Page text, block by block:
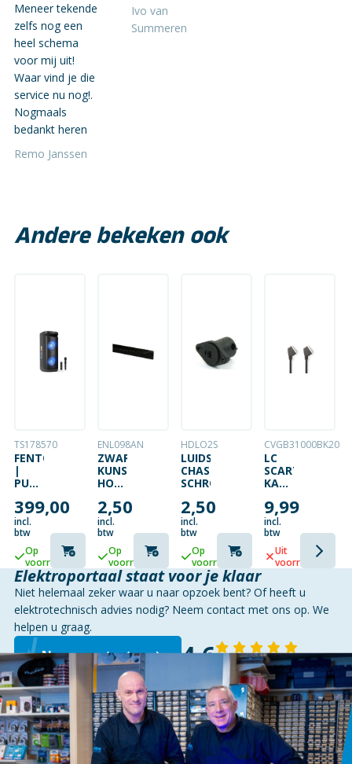
Meneer tekende
zelfs nog een
heel schema
voor mij uit!
Waar vind je die
service nu nog!.
Nogmaals
bedankt heren
Remo Janssen
Ivo van
Summeren
Andere bekeken ook
TS178570
FENTON
|
PULSE200
SPEAKER
| LED
VERLICHTING
400W
|
TWS
KOPPELBAAR
|
BLUETOOTH
399,00
incl.
btw
Op
voorraad
ENL098AN
ZWARTE
KUNSTSTOF
HOEKRAND
METER)
2,50
incl.
btw
Op
voorraad
HDLO2S
LUIDSPREKER
CHASSISDEEL
SCHROEF
2,50
incl.
btw
Op
voorraad
CVGB31000BK20
LC
SCART-
KABEL
MALE
–
MALE
| 2
METER
9,99
incl.
btw
Uit
voorraad
Elektroportaal staat voor je klaar
Niet helemaal zeker waar u naar opzoek bent? Of heeft u
elektrotechnisch advies nodig? Neem contact met ons op. We
helpen u graag.
Neem contact op 4,6 143 reviews